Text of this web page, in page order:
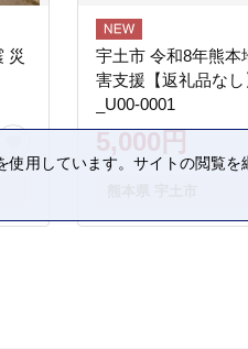
災
宇土市 令和8年熊本
害支援【返礼品なし
_U00-0001
5,000円
用しています。サイトの閲覧